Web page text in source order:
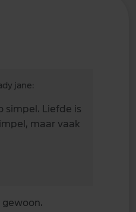
jane:
simpel. Liefde is
maar vaak
gewoon.